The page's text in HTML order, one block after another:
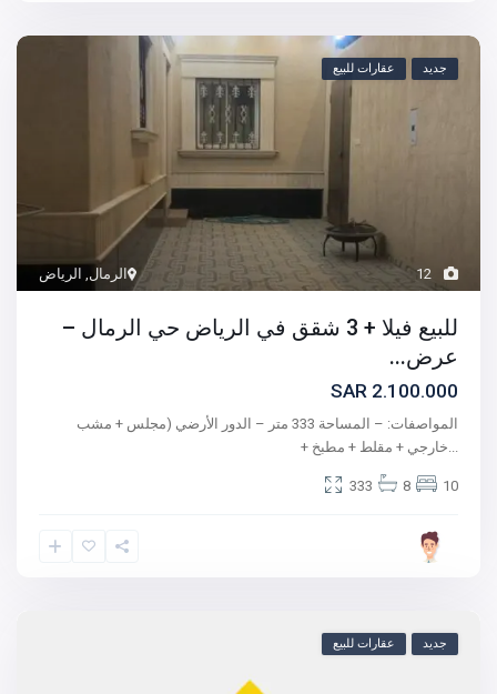
12 الرمال, الرياض
عقارات للبيع جديد
للبيع فيلا + 3 شقق في الرياض حي الرمال –
عرض...
2.100.000 SAR
المواصفات: – المساحة 333 متر – الدور الأرضي (مجلس + مشب
خارجي + مقلط + مطبخ +...
10
8
333
عقارات للبيع جديد